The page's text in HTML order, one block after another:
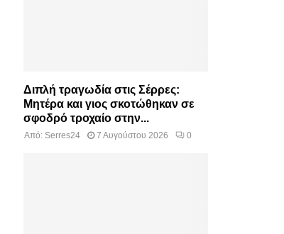
Διπλή τραγωδία στις Σέρρες:
Μητέρα και γιος σκοτώθηκαν σε
σφοδρό τροχαίο στην...
Από: Serres24 7 Αυγούστου 2026 0